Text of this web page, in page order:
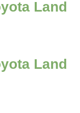
Land
Land